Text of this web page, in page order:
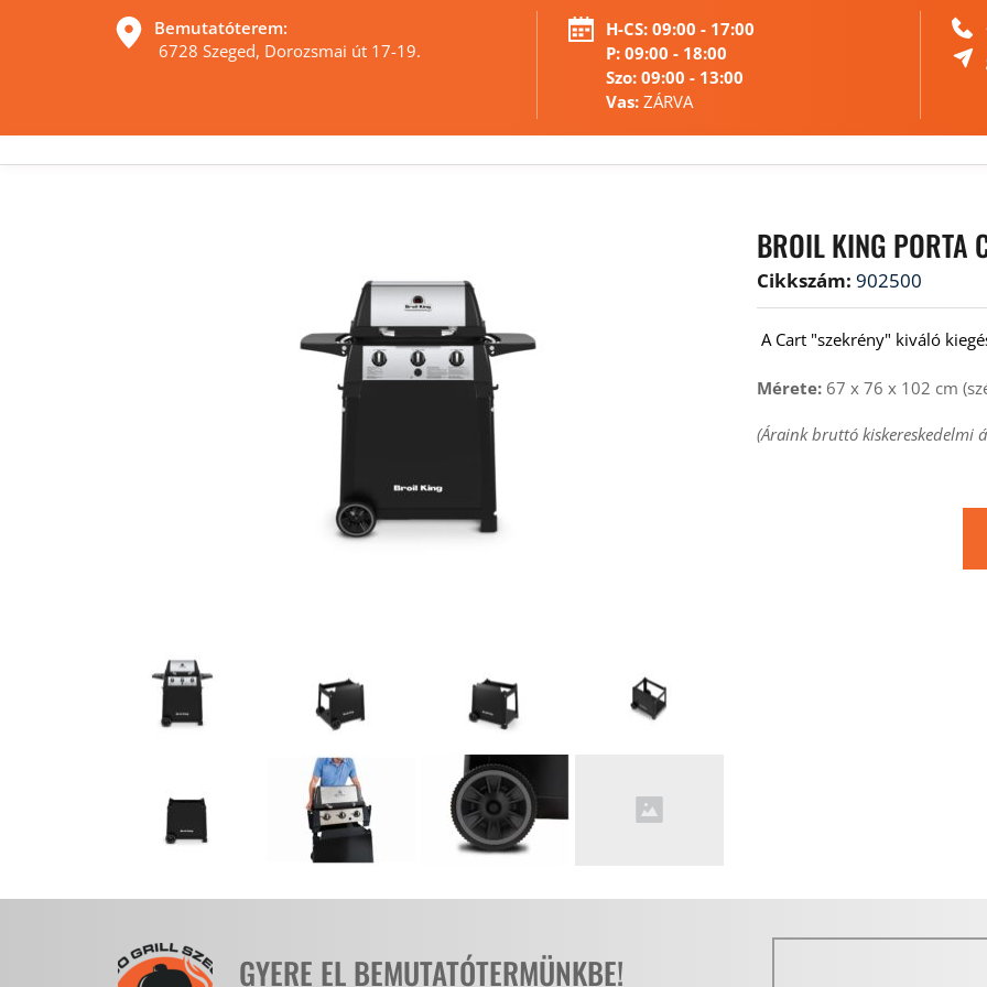
Bemutatóterem:
6728 Szeged, Dorozsmai út 17-19.
H-CS: 09:00 - 17:00
P: 09:00 - 18:00
Szo: 09:00 - 13:00
Vas: ZÁRVA
BROIL KING PORTA
Cikkszám: 902500
A Cart "szekrény" kiváló
Mérete: 67 x 76 x 102 cm
(Áraink bruttó kiskereskedelmi
GYERE EL BEMUTATÓTERMÜNKBE!